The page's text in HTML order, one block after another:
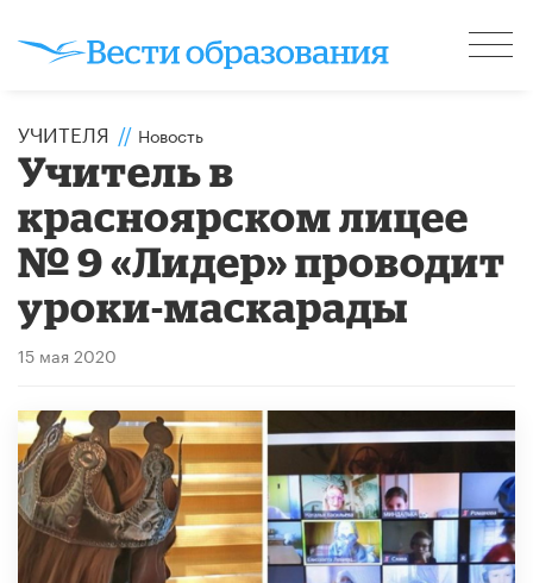
УЧИТЕЛЯ // Новость
Учитель в
красноярском лицее
№ 9 «Лидер» проводит
уроки-маскарады
15 мая 2020